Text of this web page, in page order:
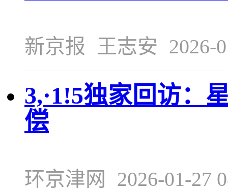
新京报 王志安 2026-
3,·1!5独家回访：
偿
环京津网 2026-01-27